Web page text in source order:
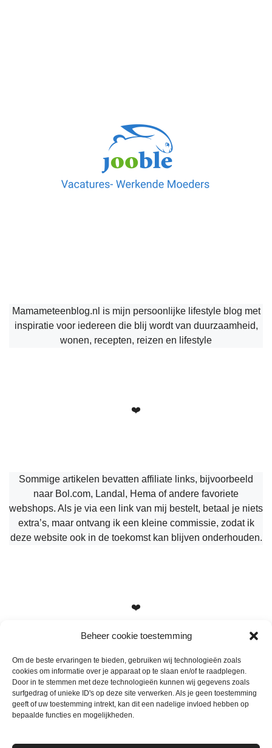
Beheer cookie toestemming
Om de beste ervaringen te bieden, gebruiken wij technologieën zoals
cookies om informatie over je apparaat op te slaan en/of te raadplegen.
Door in te stemmen met deze technologieën kunnen wij gegevens zoals
surfgedrag of unieke ID's op deze site verwerken. Als je geen toestemming
geeft of uw toestemming intrekt, kan dit een nadelige invloed hebben op
bepaalde functies en mogelijkheden.
Mamameteenblog.nl is mijn persoonlijke lifestyle blog met
inspiratie voor iedereen die blij wordt van duurzaamheid,
wonen, recepten, reizen en lifestyle
❤️
Sommige artikelen bevatten affiliate links, bijvoorbeeld
naar Bol.com, Landal, Hema of andere favoriete
webshops. Als je via een link van mij bestelt, betaal je niets
extra’s, maar ontvang ik een kleine commissie, zodat ik
deze website ook in de toekomst kan blijven onderhouden.
❤️
Heb je vragen, suggesties of tips? Stuur me een berichtje
info@mamameteenblog.nl